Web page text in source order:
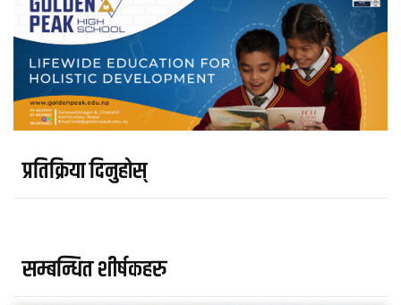
प्रतिक्रिया दिनुहोस्
सम्बन्धित शीर्षकहरु